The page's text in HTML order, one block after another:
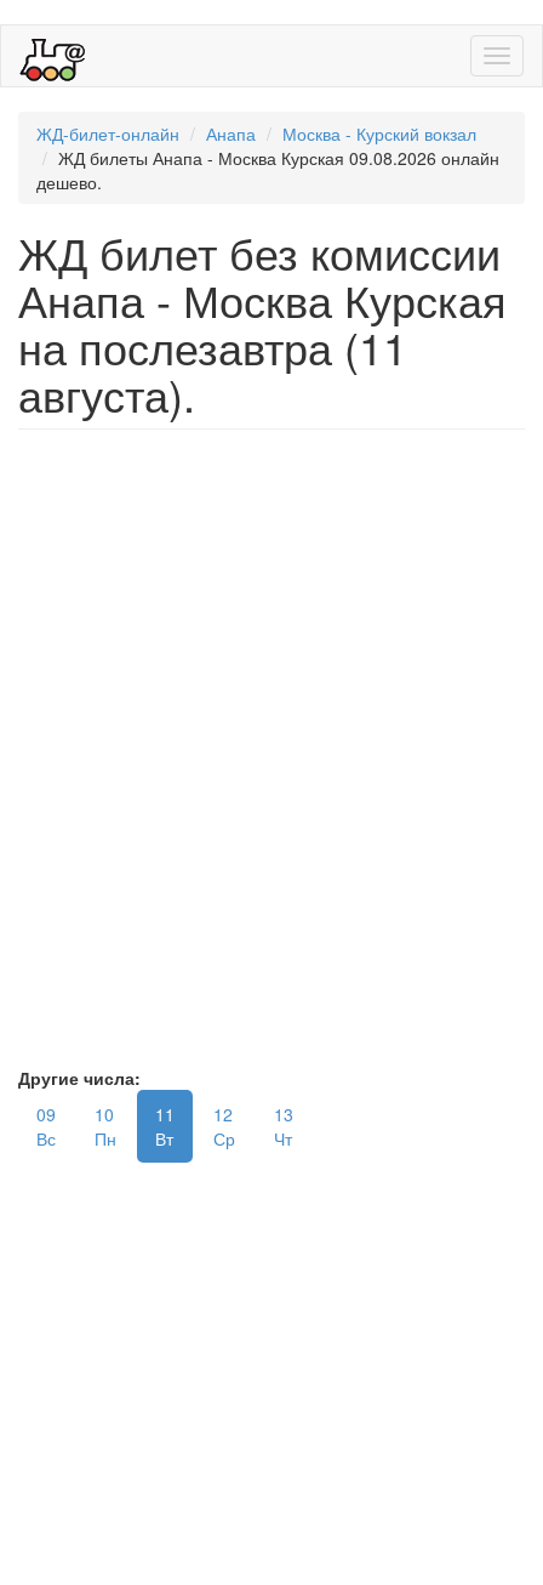
ЖД-билет-онлайн Анапа
Москва - Курский вокзал
ЖД билеты Анапа - Москва Курская 09.08.2026 онлайн
дешево.
ЖД билет без комиссии
Анапа - Москва Курская
на послезавтра (11
августа).
Другие числа:
09
Вс
10
Пн
11
Вт
12
Ср
13
Чт